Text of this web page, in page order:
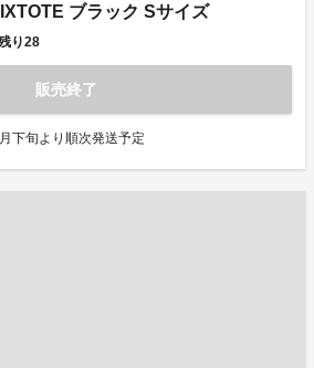
ブラック Sサイズ
り28
販売終了
下旬より順次発送予定